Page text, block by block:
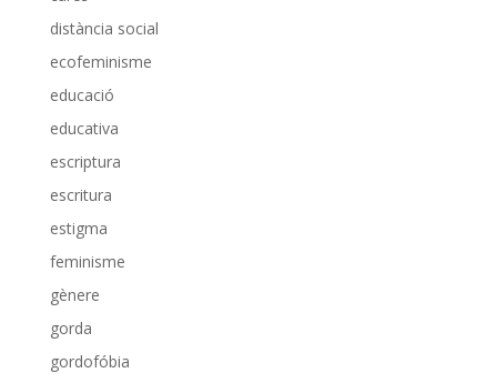
distància social
ecofeminisme
educació
educativa
escriptura
escritura
estigma
feminisme
gènere
gorda
gordofóbia